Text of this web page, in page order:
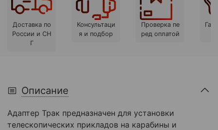
Доставка по
России и СН
Г
Консультаци
я и подбор
Проверка пе
ред оплатой
Описание
Адаптер Трак предназначен для установки
телескопических прикладов на карабины и